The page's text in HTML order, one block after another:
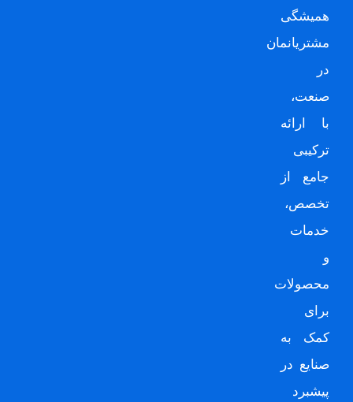
همیشگی
مشتریانمان
در
صنعت،
با ارائه
ترکیبی
جامع از
تخصص،
خدمات
و
محصولات
برای
کمک به
صنایع در
پیشبرد